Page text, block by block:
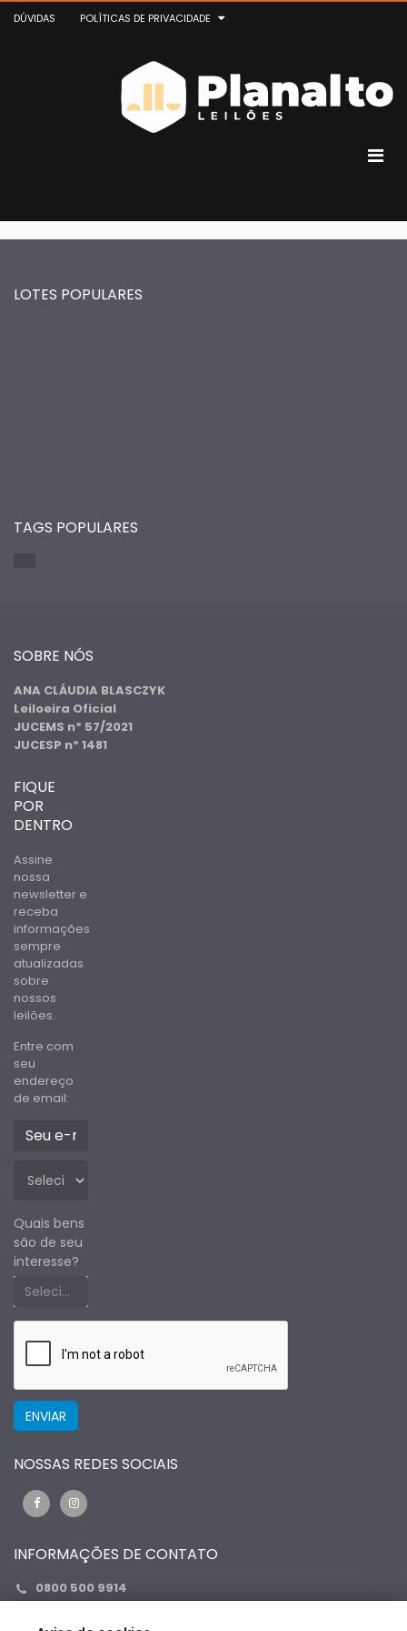
DÚVIDAS POLÍTICAS DE PRIVACIDADE
LOTES POPULARES
TAGS POPULARES
SOBRE NÓS
ANA CLÁUDIA BLASCZYK
Leiloeira Oficial
JUCEMS nº 57/2021
JUCESP nº 1481
FIQUE
POR
DENTRO
Assine
nossa
newsletter e
receba
informações
sempre
atualizadas
sobre
nossos
leilões.
Entre com
seu
endereço
de email:
Quais bens
são de seu
interesse?
Selecione um estado primeiro
NOSSAS REDES SOCIAIS
INFORMAÇÕES DE CONTATO
0800 500 9914